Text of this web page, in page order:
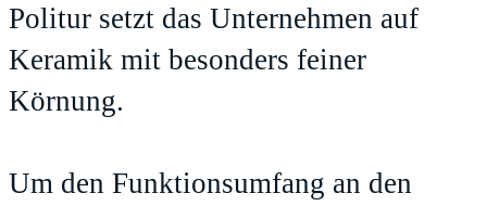
Politur setzt das Unternehmen auf
Keramik mit besonders feiner
Körnung.
Um den Funktionsumfang an den